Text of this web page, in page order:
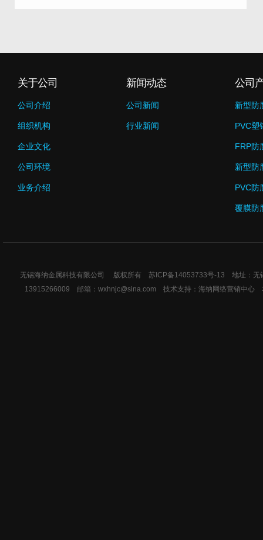
关于公司
公司介绍
组织机构
企业文化
公司环境
业务介绍
新闻动态
公司新闻
行业新闻
公司
新型防
PVC塑
FRP防
新型防
PVC防
覆膜防
无锡海纳金属科技有限公司 版权所有 苏ICP备14053733号-13 地址：无
13915266009 邮箱：wxhnjc@sina.com 技术支持： 海纳网络营销中心